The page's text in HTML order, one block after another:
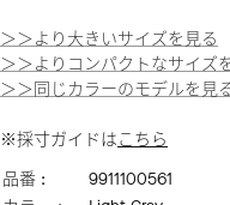
＞＞より大きいサイズを見る
＞＞よりコンパクトなサイズ
＞＞同じカラーのモデルを見
※採寸ガイドはこちら
品番 :
9911100561